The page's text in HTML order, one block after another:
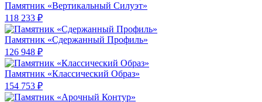
Памятник «Вертикальный Силуэт»
118 233 ₽
Памятник «Сдержанный Профиль»
126 948 ₽
Памятник «Классический Образ»
154 753 ₽